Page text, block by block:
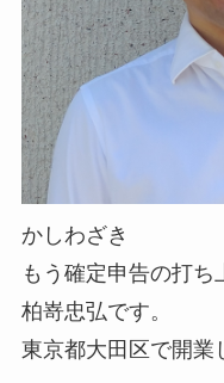
かしわざき
もう確定申告の打
柏嵜忠弘です。
東京都大田区で開業